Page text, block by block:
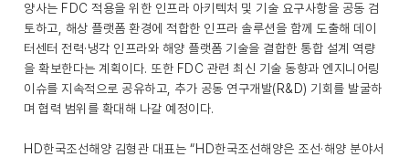
양사는 FDC 적용을 위한 인프라 아키텍처 및 기술 요구사항을 공동 검
토하고, 해상 플랫폼 환경에 적합한 인프라 솔루션을 함께 도출해 데이
터센터 전력·냉각 인프라와 해양 플랫폼 기술을 결합한 통합 설계 역량
을 확보한다는 계획이다. 또한 FDC 관련 최신 기술 동향과 엔지니어링
이슈를 지속적으로 공유하고, 추가 공동 연구개발(R&D) 기회를 발굴하
며 협력 범위를 확대해 나갈 예정이다.
HD한국조선해양 김형관 대표는 “HD한국조선해양은 조선·해양 분야서